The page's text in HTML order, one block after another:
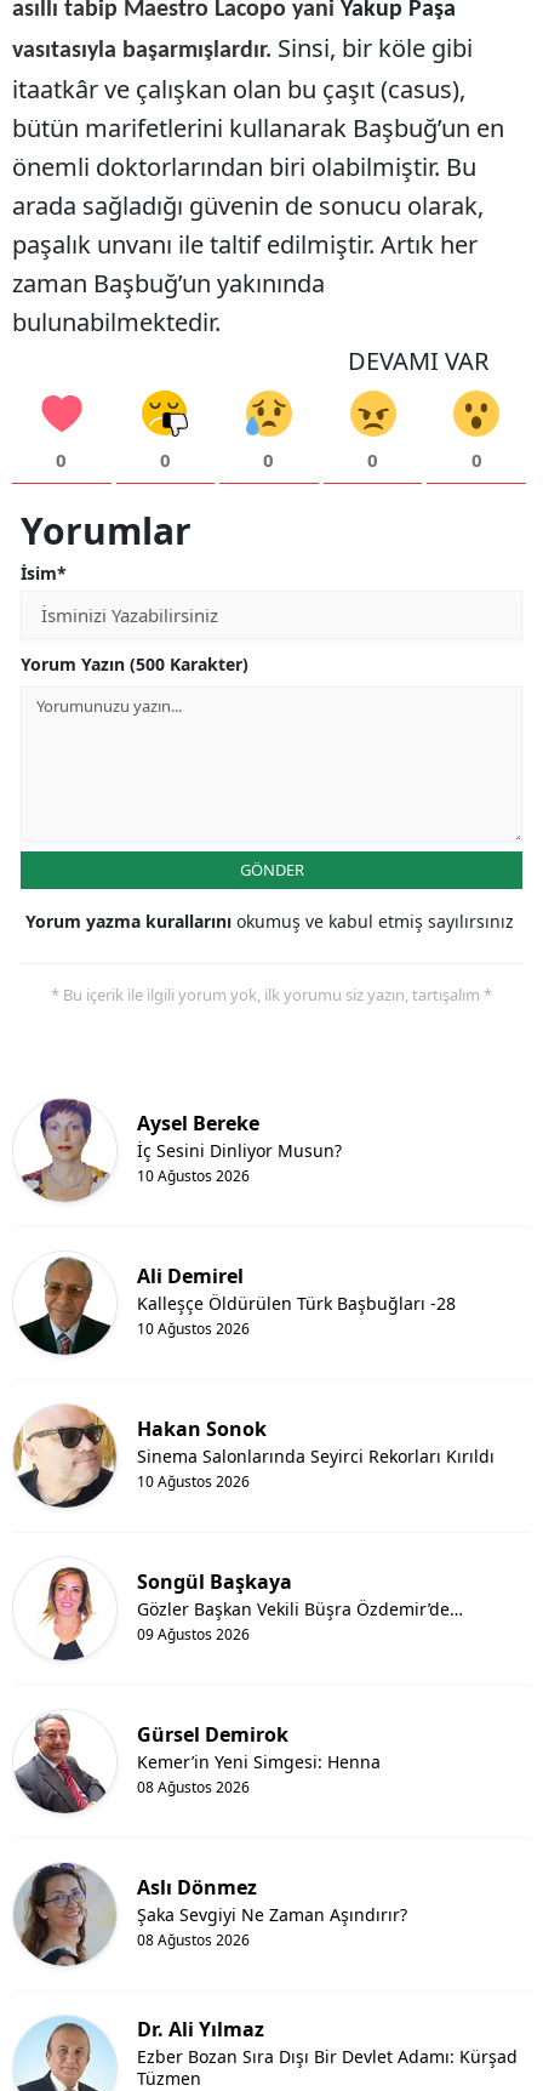
asıllı tabip Maestro Lacopo yani Yakup Paşa
vasıtasıyla başarmışlardır. Sinsi, bir köle gibi
itaatkâr ve çalışkan olan bu çaşıt (casus),
bütün marifetlerini kullanarak Başbuğ’un en
önemli doktorlarından biri olabilmiştir. Bu
arada sağladığı güvenin de sonucu olarak,
paşalık unvanı ile taltif edilmiştir. Artık her
zaman Başbuğ’un yakınında
bulunabilmektedir.
DEVAMI VAR
0 0 0 0 0
Yorumlar
İsim*
Yorum Yazın (500 Karakter)
GÖNDER
Yorum yazma kurallarını okumuş ve kabul etmiş sayılırsınız
* Bu içerik ile ilgili yorum yok, ilk yorumu siz yazın, tartışalım *
Aysel Bereke
10 Ağustos 2026
İç Sesini Dinliyor Musun?
Ali Demirel
10 Ağustos 2026
Kalleşçe Öldürülen Türk Başbuğları -28
Hakan Sonok
10 Ağustos 2026
Sinema Salonlarında Seyirci Rekorları Kırıldı
Songül Başkaya
09 Ağustos 2026
Gözler Başkan Vekili Büşra Özdemir’de…
Gürsel Demirok
08 Ağustos 2026
Kemer’in Yeni Simgesi: Henna
Aslı Dönmez
08 Ağustos 2026
Şaka Sevgiyi Ne Zaman Aşındırır?
Dr. Ali Yılmaz
Ezber Bozan Sıra Dışı Bir Devlet Adamı: Kürşad
Tüzmen